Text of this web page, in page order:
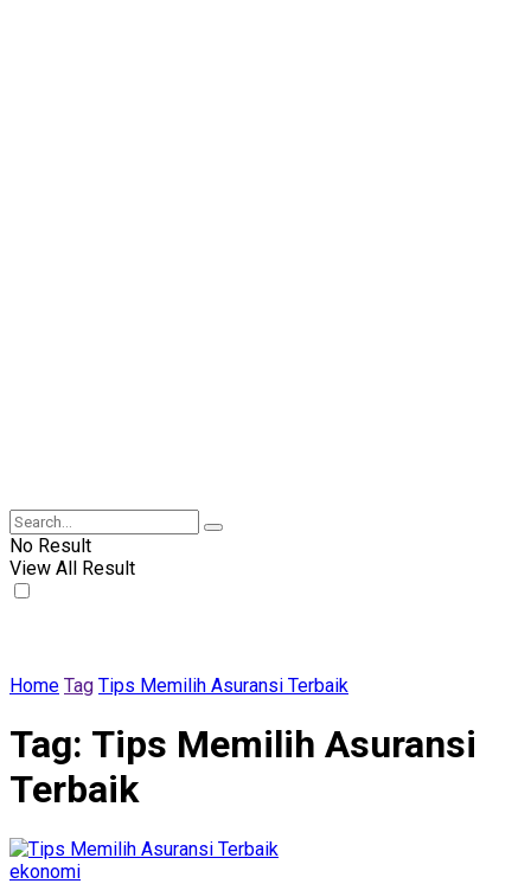
No Result
View All Result
Home Tag Tips Memilih Asuransi Terbaik
Tag: Tips Memilih Asuransi
Terbaik
ekonomi